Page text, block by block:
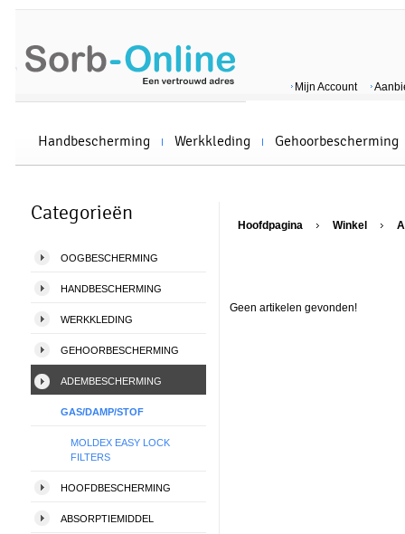
Mijn Account
Handbescherming Werkkleding Gehoorbescherming
Categorieën
OOGBESCHERMING
HANDBESCHERMING
WERKKLEDING
GEHOORBESCHERMING
ADEMBESCHERMING
GAS/DAMP/STOF
MOLDEX EASY LOCK
FILTERS
HOOFDBESCHERMING
ABSORPTIEMIDDEL
Hoofdpagina Winkel
Geen artikelen gevonden!